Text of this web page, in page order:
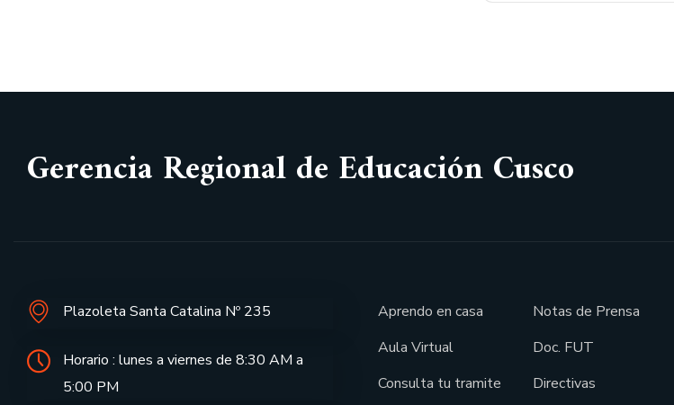
Gerencia Regional de Educación Cusco
Plazoleta Santa Catalina Nº 235
Horario : lunes a viernes de 8:30 AM a
5:00 PM
Aprendo en casa
Aula Virtual
Consulta tu tramite
Notas de Prensa
Doc. FUT
Directivas